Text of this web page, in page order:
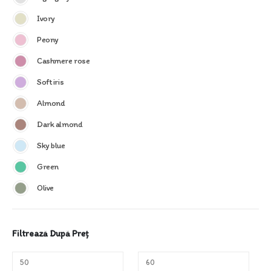
Ivory
Peony
Cashmere rose
Soft iris
Almond
Dark almond
Sky blue
Green
Olive
Filtrează După Preț